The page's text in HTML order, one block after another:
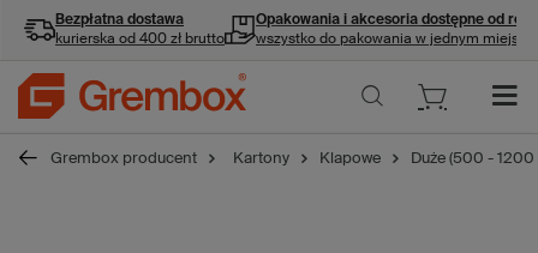
Bezpłatna dostawa
kurierska od 400 zł brutto
Opakowania i akcesoria dostępne od ręki
wszystko do pakowania w jednym miejscu
Grembox producent Kartony Klapowe Duże (500 -